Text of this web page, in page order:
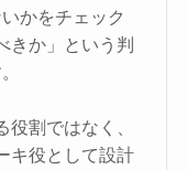
かをチェック
きか」という判
割ではなく、
キ役として設計